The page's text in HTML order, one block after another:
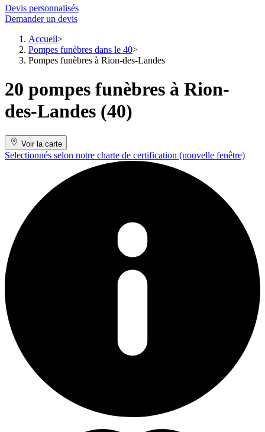
Devis personnalisés
Demander un devis
Accueil
Pompes funèbres dans le 40
Pompes funèbres à Rion-des-Landes
20 pompes funèbres à Rion-
des-Landes (40)
Voir la carte
Selectionnés selon notre charte de certification (nouvelle fenêtre)